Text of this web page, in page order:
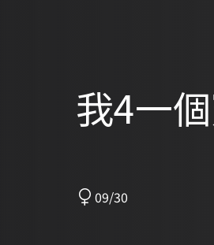
我4一
09/30